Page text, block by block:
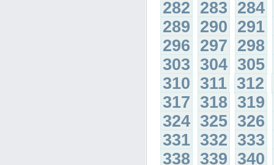
282 283 284
289 290 291
296 297 298
303 304 305
310 311 312
317 318 319
324 325 326
331 332 333
338 339 340